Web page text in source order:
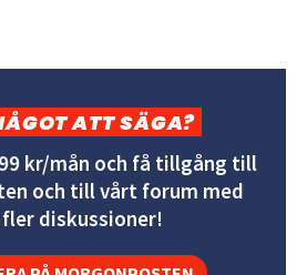
ATT SÄGA?
kr/mån och få tillgång till
och till vårt forum med
diskussioner!